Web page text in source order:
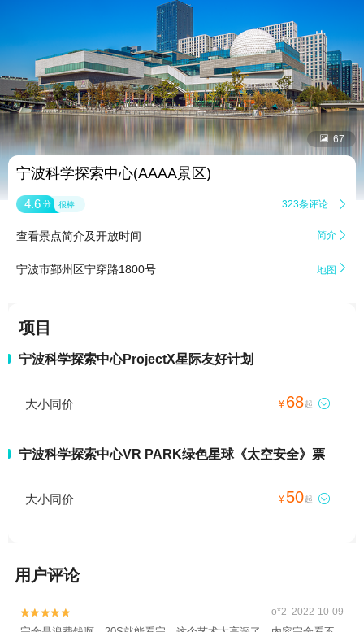
 67
宁波科学探索中心(AAAA景区)
4.6 分 很棒 323条评论 
查看景点简介及开放时间 简介 
宁波市鄞州区宁穿路1800号 地图 
项目
宁波科学探索中心ProjectX星际友好计划
大小同价 ¥ 68起 
宁波科学探索中心VR PARK绿色星球《太空安全》票
大小同价 ¥ 50起 
用户评论

 o*2 2022-10-09